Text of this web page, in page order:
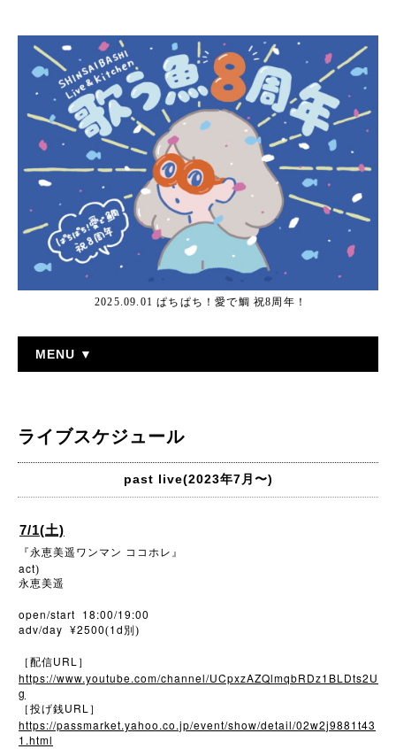
2025.09.01 ぱちぱち！愛で鯛 祝8周年！
MENU ▼
ライブスケジュール
past live(2023年7月〜)
7/1(土)
『永恵美遥ワンマン ココホレ』
act)
永恵美遥
open/start 18:00/19:00
adv/day ¥2500(1d 別)
［配信URL ］
https://www.youtube.com/channel/UCpxzAZQlmqbRDz1BLDts2U
g
［投げ銭URL ］
https://passmarket.yahoo.co.jp/event/show/detail/02w2j9881t43
1.html